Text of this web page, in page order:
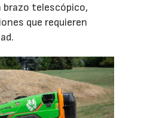
telescópico,
que requieren